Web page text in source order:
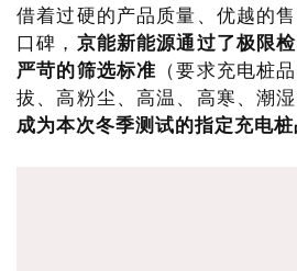
借着过硬的产品质量、优越的
口碑， 京能新能源通过了极限
严苛的筛选标准 （要求充电桩
拔、高粉尘、高温、高寒、潮
成为本次冬季测试的指定充电桩